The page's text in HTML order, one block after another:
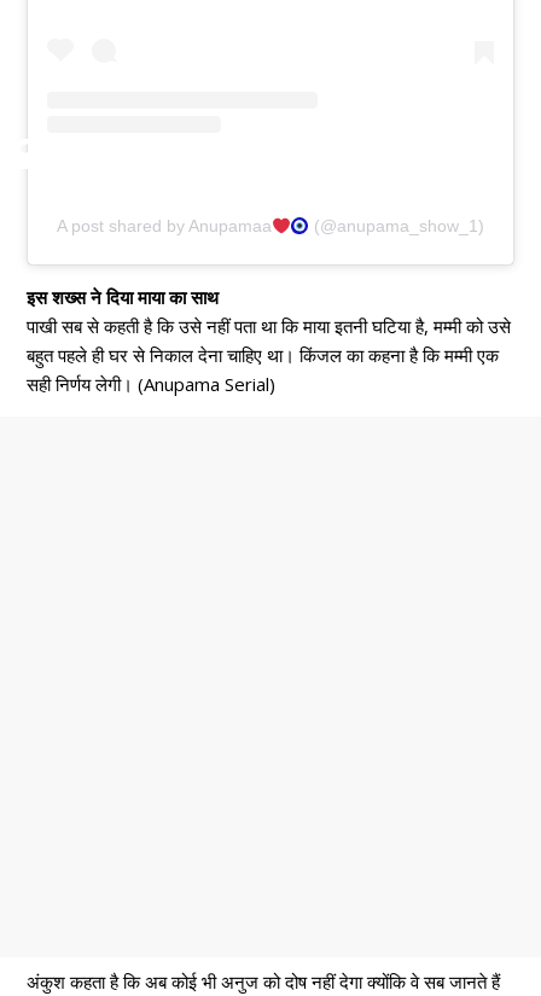
A post shared by Anupamaa (@anupama_show_1)
इस शख्स ने दिया माया का साथ
पाखी सब से कहती है कि उसे नहीं पता था कि माया इतनी घटिया है, मम्मी को उसे
बहुत पहले ही घर से निकाल देना चाहिए था। किंजल का कहना है कि मम्मी एक
सही निर्णय लेगी। (Anupama Serial)
अंकुश कहता है कि अब कोई भी अनुज को दोष नहीं देगा क्योंकि वे सब जानते हैं